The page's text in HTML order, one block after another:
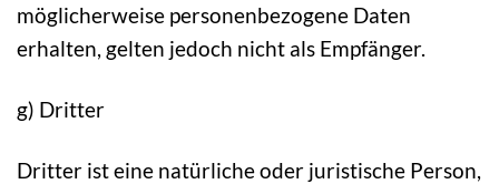
möglicherweise personenbezogene Daten
erhalten, gelten jedoch nicht als Empfänger.
g) Dritter
Dritter ist eine natürliche oder juristische Person,